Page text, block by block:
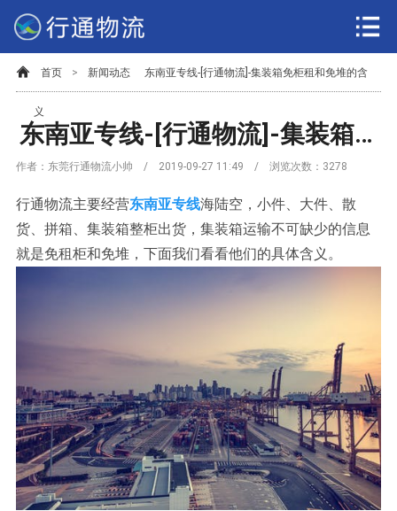
首页 > 新闻动态 东南亚专线-[行通物流]-集装箱免柜租和免堆的含
义
东南亚专线-[行通物流]-集装箱免柜租和免堆的含义
作者：东莞行通物流小帅 / 2019-09-27 11:49 / 浏览次数： 3278
行通物流主要经营东南亚专线海陆空，小件、大件、散
货、拼箱、集装箱整柜出货，集装箱运输不可缺少的信息
就是免租柜和免堆，下面我们看看他们的具体含义。